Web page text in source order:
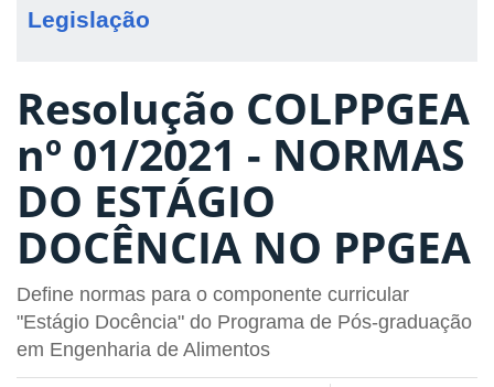
Legislação
Resolução COLPPGEA
nº 01/2021 - NORMAS
DO ESTÁGIO
DOCÊNCIA NO PPGEA
Define normas para o componente curricular
"Estágio Docência" do Programa de Pós-graduação
em Engenharia de Alimentos